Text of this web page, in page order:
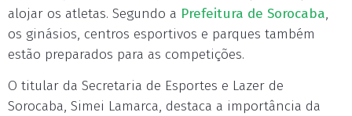
alojar os atletas. Segundo a Prefeitura de Sorocaba,
os ginásios, centros esportivos e parques também
estão preparados para as competições.
O titular da Secretaria de Esportes e Lazer de
Sorocaba, Simei Lamarca, destaca a importância da